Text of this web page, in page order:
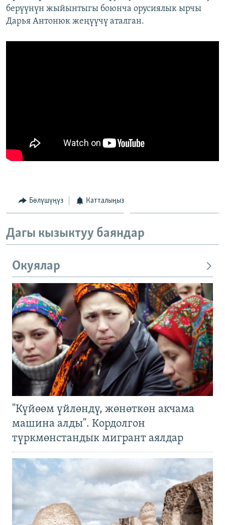
берүүнүн жыйынтыгы боюнча орусиялык ырчы
Дарья Антонюк жеңүүчү аталган.
Бөлүшүңүз Катталыңыз
Дагы кызыктуу баяндар
Окуялар
"Күйөөм үйлөндү, жөнөткөн акчама
машина алды". Кордолгон
түркмөнстандык мигрант аялдар